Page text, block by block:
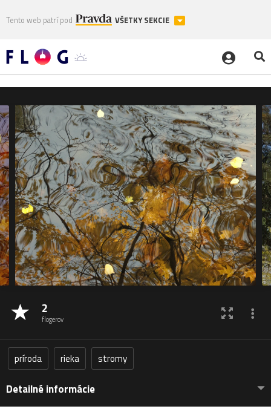
Tento web patrí pod VŠETKY SEKCIE
2
flogerov
príroda rieka stromy
Detailné informácie